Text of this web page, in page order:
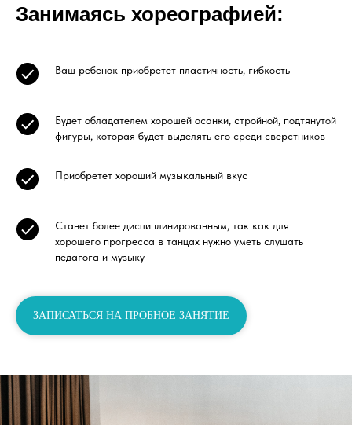
Занимаясь хореографией:
Ваш ребенок приобретет пластичность, гибкость
Будет обладателем хорошей осанки, стройной, подтянутой
фигуры, которая будет выделять его среди сверстников
Приобретет хороший музыкальный вкус
Станет более дисциплинированным, так как для
хорошего прогресса в танцах нужно уметь слушать
педагога и музыку
ЗАПИСАТЬСЯ НА ПРОБНОЕ ЗАНЯТИЕ